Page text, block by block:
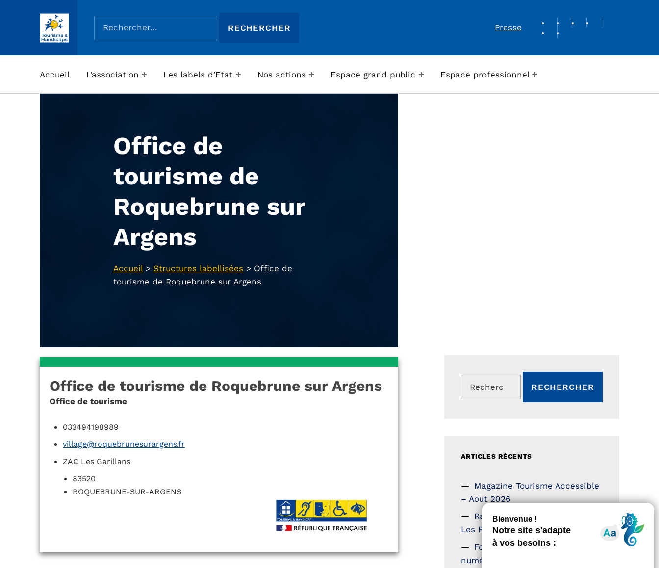
ASSOCIATION TOURISME ET HANDICAPS
Rechercher :
Presse
REVUE DE PRESSE
Accueil L’association Les labels d’Etat Nos actions Espace grand public Espace professionnel
Office de
tourisme de
Roquebrune sur
Argens
Accueil> Structures labellisées > Office de
tourisme de Roquebrune sur Argens
Office de tourisme de Roquebrune sur Argens
Office de tourisme
033494198989
village@roquebrunesurargens.fr
ZAC Les Garillans
83520
ROQUEBRUNE-SUR-ARGENS
Rechercher :
ARTICLES RÉCENTS
Magazine Tourisme Accessible
– Aout 2026
Rallye Aicha des Gazelles –
Les Petillantes
Formation Communication
numérique